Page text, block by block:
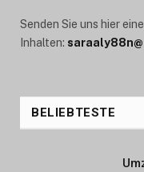
Senden Sie uns hier
Inhalten:
BELIEBTESTE